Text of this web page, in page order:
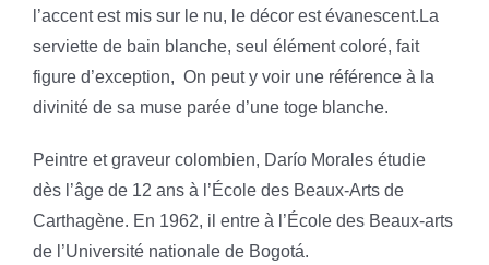
l’accent est mis sur le nu, le décor est évanescent.La
serviette de bain blanche, seul élément coloré, fait
figure d’exception, On peut y voir une référence à la
divinité de sa muse parée d’une toge blanche.
Peintre et graveur colombien, Darío Morales étudie
dès l’âge de 12 ans à l’École des Beaux-Arts de
Carthagène. En 1962, il entre à l’École des Beaux-arts
de l’Université nationale de Bogotá.